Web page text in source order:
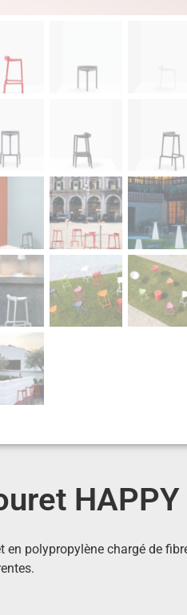
HAPPY
polypropylène chargé de